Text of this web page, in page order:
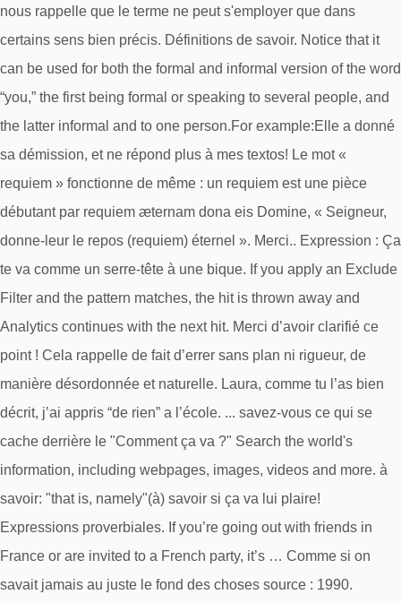
nous rappelle que le terme ne peut s'employer que dans
certains sens bien précis. Définitions de savoir. Notice that it
can be used for both the formal and informal version of the word
“you,” the first being formal or speaking to several people, and
the latter informal and to one person.For example:Elle a donné
sa démission, et ne répond plus à mes textos! Le mot «
requiem » fonctionne de même : un requiem est une pièce
débutant par requiem æternam dona eis Domine, « Seigneur,
donne-leur le repos (requiem) éternel ». Merci.. Expression : Ça
te va comme un serre-tête à une bique. If you apply an Exclude
Filter and the pattern matches, the hit is thrown away and
Analytics continues with the next hit. Merci d’avoir clarifié ce
point ! Cela rappelle de fait d’errer sans plan ni rigueur, de
manière désordonnée et naturelle. Laura, comme tu l’as bien
décrit, j’ai appris “de rien” a l’école. ... savez-vous ce qui se
cache derrière le "Comment ça va ?" Search the world's
information, including webpages, images, videos and more. à
savoir: "that is, namely"(à) savoir si ça va lui plaire!
Expressions proverbiales. If you’re going out with friends in
France or are invited to a French party, it’s … Comme si on
savait jamais au juste le fond des choses source : 1990.